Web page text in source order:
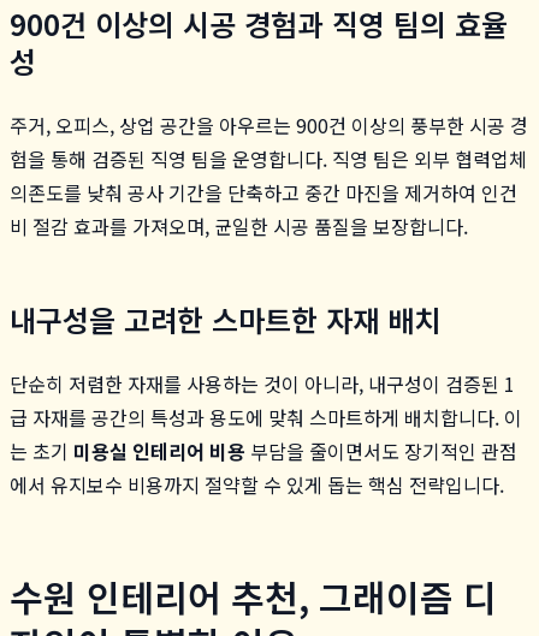
900건 이상의 시공 경험과 직영 팀의 효율
성
주거, 오피스, 상업 공간을 아우르는 900건 이상의 풍부한 시공 경
험을 통해 검증된 직영 팀을 운영합니다. 직영 팀은 외부 협력업체
의존도를 낮춰 공사 기간을 단축하고 중간 마진을 제거하여 인건
비 절감 효과를 가져오며, 균일한 시공 품질을 보장합니다.
내구성을 고려한 스마트한 자재 배치
단순히 저렴한 자재를 사용하는 것이 아니라, 내구성이 검증된 1
급 자재를 공간의 특성과 용도에 맞춰 스마트하게 배치합니다. 이
는 초기 미용실 인테리어 비용 부담을 줄이면서도 장기적인 관점
에서 유지보수 비용까지 절약할 수 있게 돕는 핵심 전략입니다.
수원 인테리어 추천, 그래이즘 디